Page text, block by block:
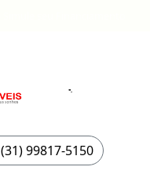
(31) 99817-5150